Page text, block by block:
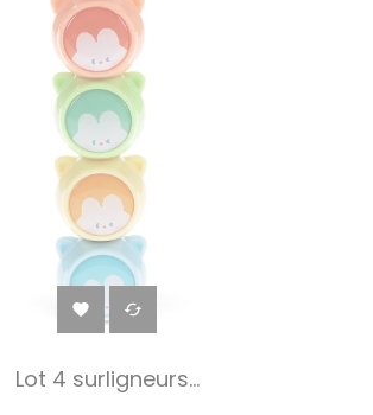
 
Lot 4 surligneurs...